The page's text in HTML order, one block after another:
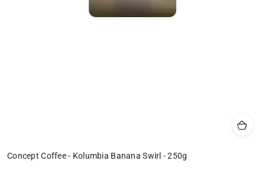
Concept Coffee - Kolumbia Banana Swirl - 250g